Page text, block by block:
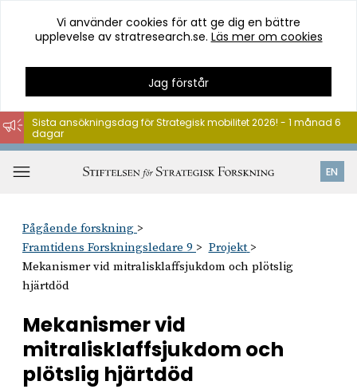
Hoppa
till
innehåll
Vi använder cookies för att ge dig en bättre
upplevelse av stratresearch.se. Läs mer om cookies
Jag förstår
EN
Sista ansökningsdag för Strategisk mobilitet 2026! - 1 månad 6
dagar
Pågående forskning
Framtidens Forskningsledare 9
Projekt
Mekanismer vid mitralisklaffsjukdom och plötslig
hjärtdöd
Mekanismer vid
mitralisklaffsjukdom och
plötslig hjärtdöd